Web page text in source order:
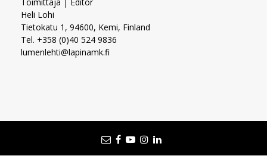
Heli Lohi
Tietokatu 1, 94600, Kemi, Finland
Tel. +358 (0)40 524 9836
lumenlehti@lapinamk.fi